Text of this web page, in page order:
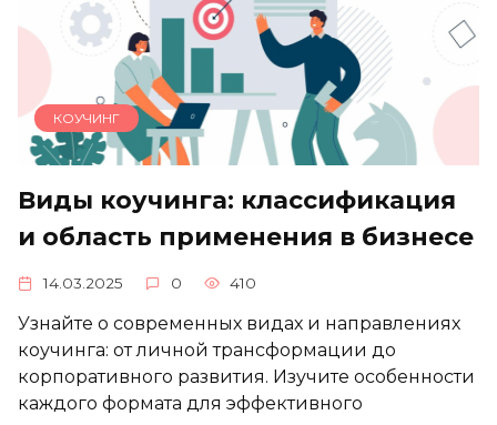
КОУЧИНГ
Виды коучинга: классификация
и область применения в бизнесе
14.03.2025 0 410
Узнайте о современных видах и направлениях
коучинга: от личной трансформации до
корпоративного развития. Изучите особенности
каждого формата для эффективного